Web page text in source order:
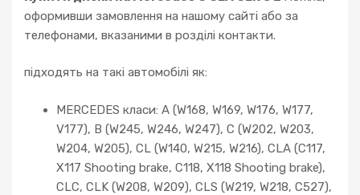
оформивши замовлення на нашому сайті або за
телефонами, вказаними в розділі контакти.
підходять на такі автомобілі як:
MERCEDES класи: A (W168, W169, W176, W177,
V177), B (W245, W246, W247), C (W202, W203,
W204, W205), CL (W140, W215, W216), CLA (C117,
X117 Shooting brake, C118, X118 Shooting brake),
CLC, CLK (W208, W209), CLS (W219, W218, C527),